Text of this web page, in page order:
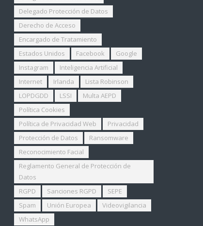
Delegado Protección de Datos
Derecho de Acceso
Encargado de Tratamiento
Estados Unidos
Facebook
Google
Instagram
Inteligencia Artificial
Internet
Irlanda
Lista Robinson
LOPDGDD
LSSI
Multa AEPD
Política Cookies
Política de Privacidad Web
Privacidad
Protección de Datos
Ransomware
Reconocimiento Facial
Reglamento General de Protección de
Datos
RGPD
Sanciones RGPD
SEPE
Spam
Unión Europea
Videovigilancia
WhatsApp